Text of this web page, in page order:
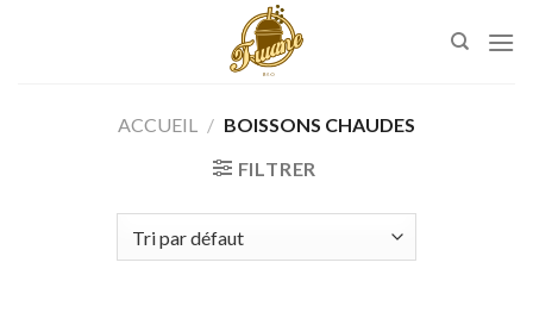
ACCUEIL / BOISSONS CHAUDES
FILTRER